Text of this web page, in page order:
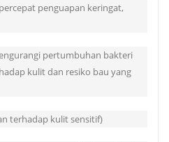
penguapan keringat,
pertumbuhan bakteri
kulit dan resiko bau yang
terhadap kulit sensitif)